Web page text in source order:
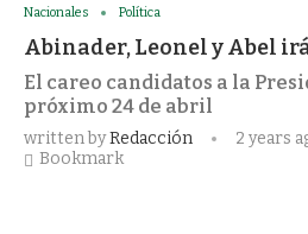
Nacionales Política
Abinader, Leonel y Abel
El careo candidatos a la
próximo 24 de abril
written byRedacción 2 years
Bookmark